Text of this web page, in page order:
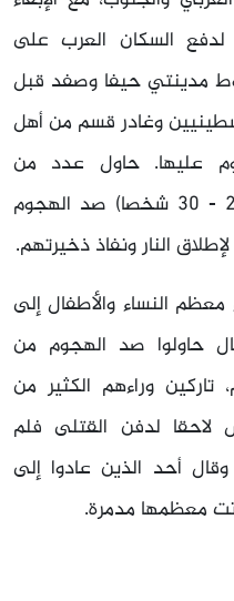
السكان العرب على
مدينتي حيفا وصفد قبل
وغادر قسم من أهل
عليها. حاول عدد من
المقاومين من أهالي القرية (20 - 30 شخصا) صد الهجوم
النار ونفاذ ذخيرتهم.
النساء والأطفال إلى
حاولوا صد الهجوم من
تاركين وراءهم الكثير من
لاحقا لدفن القتلى فلم
أحد الذين عادوا إلى
معظمها مدمرة.